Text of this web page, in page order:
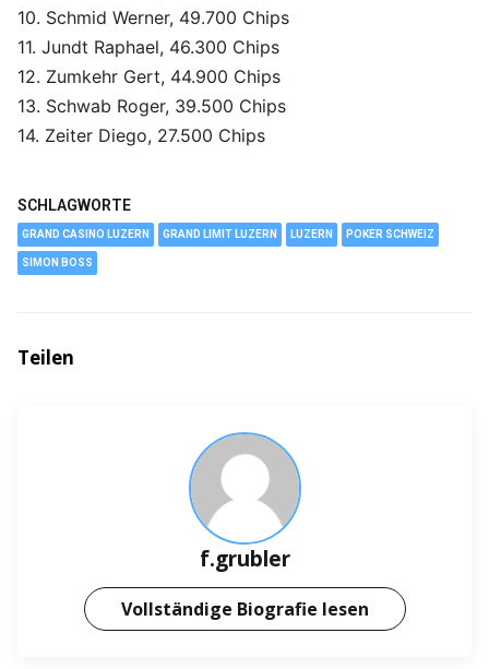
10. Schmid Werner, 49.700 Chips
11. Jundt Raphael, 46.300 Chips
12. Zumkehr Gert, 44.900 Chips
13. Schwab Roger, 39.500 Chips
14. Zeiter Diego, 27.500 Chips
SCHLAGWORTE
GRAND CASINO LUZERN GRAND LIMIT LUZERN LUZERN POKER SCHWEIZ
SIMON BOSS
Teilen
f.grubler
Vollständige Biografie lesen